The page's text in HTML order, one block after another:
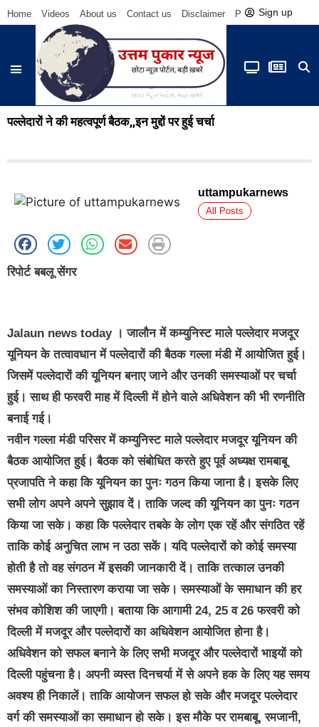
Home Videos About us Contact us Disclaimer Privacy Policy
Sign up
पल्लेदारों ने की महत्वपूर्ण बैठक,,इन मुद्दों पर हुई चर्चा
uttampukarnews
All Posts
रिपोर्ट बबलू सेंगर
Jalaun news today। जालौन में कम्युनिस्ट माले पल्लेदार मजदूर
यूनियन के तत्वावधान में पल्लेदारों की बैठक गल्ला मंडी में आयोजित हुई।
जिसमें पल्लेदारों की यूनियन बनाए जाने और उनकी समस्याओं पर चर्चा
हुई। साथ ही फरवरी माह में दिल्ली में होने वाले अधिवेशन की भी रणनीति
बनाई गई।
नवीन गल्ला मंडी परिसर में कम्युनिस्ट माले पल्लेदार मजदूर यूनियन की
बैठक आयोजित हुई। बैठक को संबोधित करते हुए पूर्व अध्यक्ष रामबाबू
प्रजापति ने कहा कि यूनियन का पुनः गठन किया जाना है। इसके लिए
सभी लोग अपने अपने सुझाव दें। ताकि जल्द की यूनियन का पुनः गठन
किया जा सके। कहा कि पल्लेदार तबके के लोग एक रहें और संगठित रहें
ताकि कोई अनुचित लाभ न उठा सकें। यदि पल्लेदारों को कोई समस्या
होती है तो वह संगठन में इसकी जानकारी दें। ताकि तत्काल उनकी
समस्याओं का निस्तारण कराया जा सके। समस्याओं के समाधान की हर
संभव कोशिश की जाएगी। बताया कि आगामी 24, 25 व 26 फरवरी को
दिल्ली में मजदूर और पल्लेदारों का अधिवेशन आयोजित होना है।
अधिवेशन को सफल बनाने के लिए सभी मजदूर और पल्लेदारों भाइयों को
दिल्ली पहुंचना है। अपनी व्यस्त दिनचर्या में से अपने हक के लिए यह समय
अवश्य ही निकालें। ताकि आयोजन सफल हो सके और मजदूर पल्लेदार
वर्ग की समस्याओं का समाधान हो सके। इस मौके पर रामबाबू, रमजानी,